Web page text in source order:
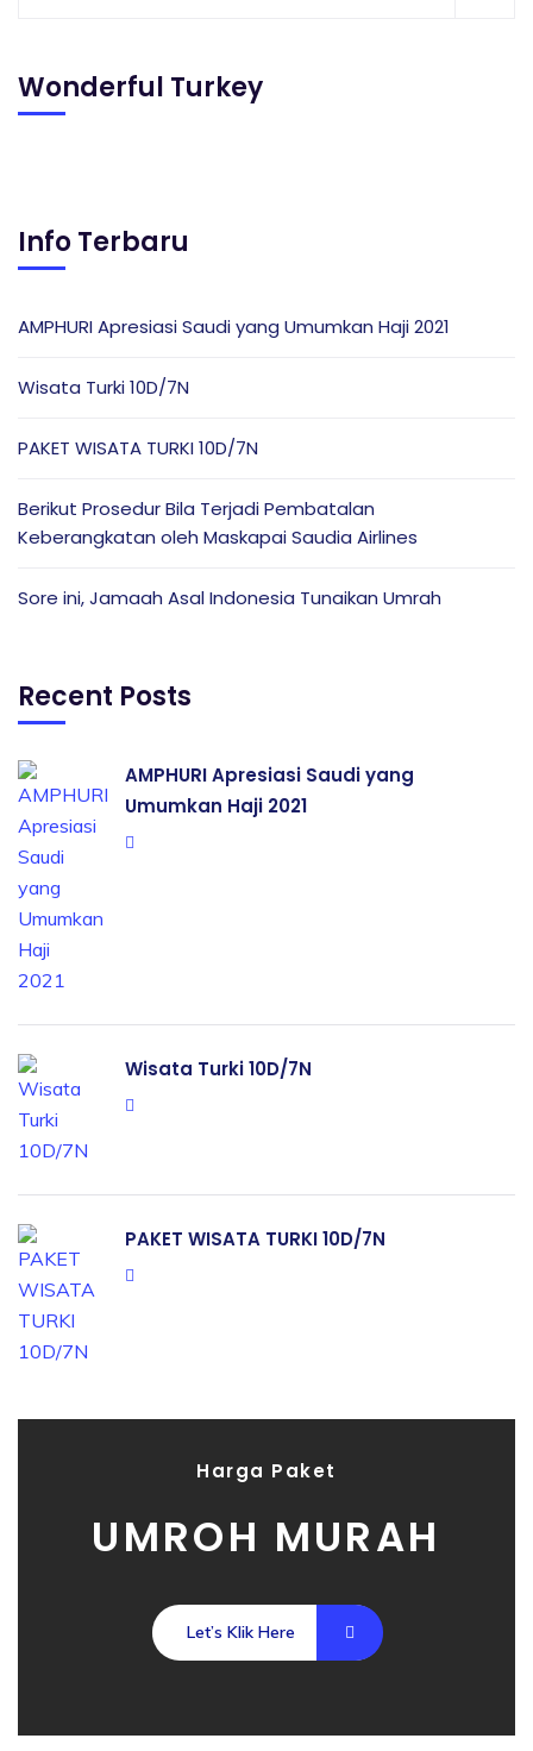
Wonderful Turkey
Info Terbaru
AMPHURI Apresiasi Saudi yang Umumkan Haji 2021
Wisata Turki 10D/7N
PAKET WISATA TURKI 10D/7N
Berikut Prosedur Bila Terjadi Pembatalan
Keberangkatan oleh Maskapai Saudia Airlines
Sore ini, Jamaah Asal Indonesia Tunaikan Umrah
Recent Posts
AMPHURI Apresiasi Saudi yang
Umumkan Haji 2021
Wisata Turki 10D/7N
PAKET WISATA TURKI 10D/7N
Harga Paket
UMROH MURAH
Let’s Klik Here